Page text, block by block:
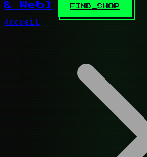
& Web]
FIND_SHOP
Accueil